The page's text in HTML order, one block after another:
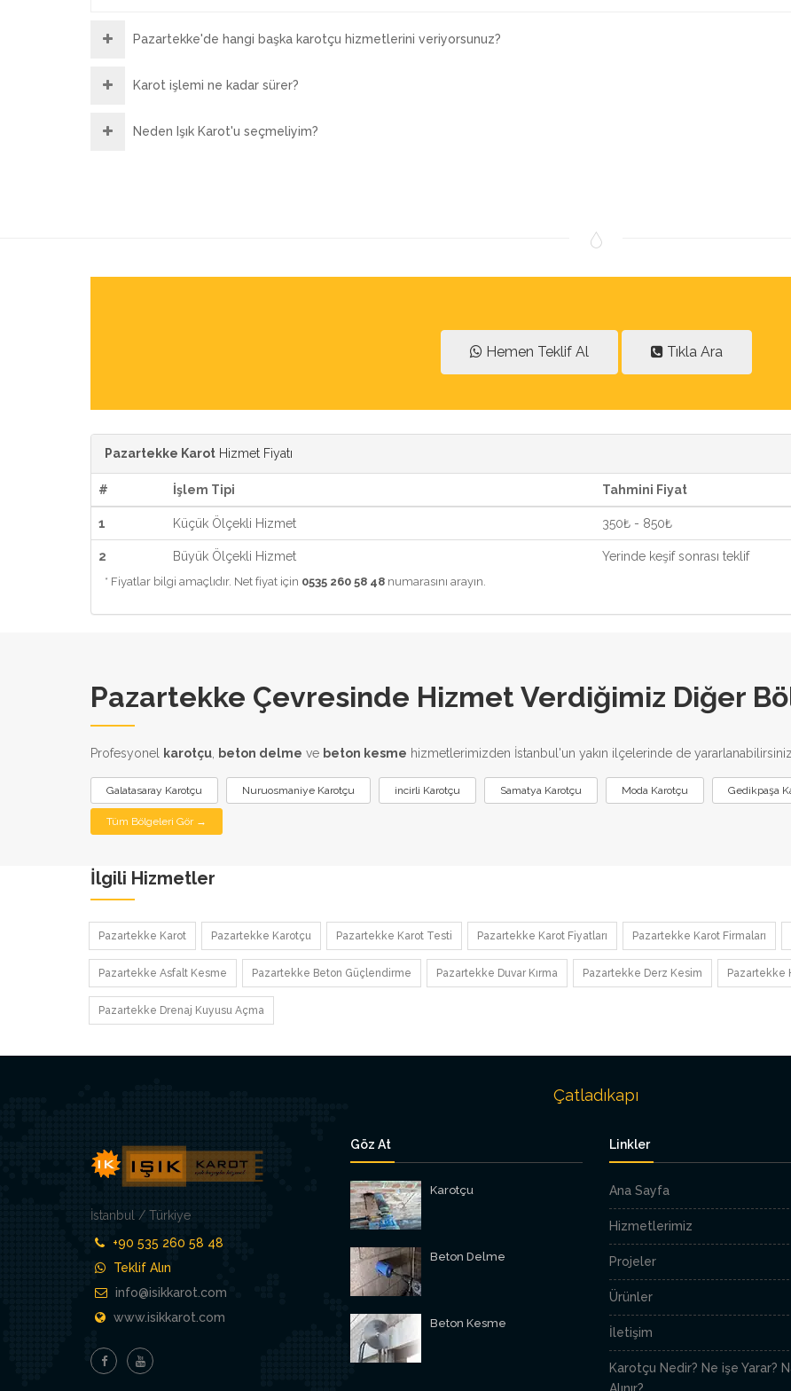
Pazartekke'de hangi başka karotçu hizmetlerini veriyorsunuz?
Karot işlemi ne kadar sürer?
Neden Işık Karot'u seçmeliyim?
Hemen Teklif Al Tıkla Ara
Pazartekke Karot Hizmet Fiyatı
# İşlem Tipi Tahmini Fiyat
1 Küçük Ölçekli Hizmet 350₺ - 850₺
2 Büyük Ölçekli Hizmet Yerinde keşif sonrası teklif
* Fiyatlar bilgi amaçlıdır. Net fiyat için 0535 260 58 48 numarasını arayın.
Pazartekke Çevresinde Hizmet Verdiğimiz Diğer
Profesyonel karotçu beton delme ve beton kesme hizmetlerimizden İstanbul'un yakın ilçelerinde de
Galatasaray Karotçu Nuruosmaniye Karotçu incirli Karotçu Samatya Karotçu Moda Karotçu Gedikpaşa
Tüm Bölgeleri Gör →
İlgili Hizmetler
Pazartekke Karot Pazartekke Karotçu Pazartekke Karot Testi Pazartekke Karot Fiyatları Pazartekke Karot Firmaları
Pazartekke Asfalt Kesme Pazartekke Beton Güçlendirme Pazartekke Duvar Kırma Pazartekke Derz Kesim Pazartekke
Pazartekke Drenaj Kuyusu Açma
Çatladıkapı
İstanbul / Türkiye
+90 535 260 58 48
Teklif Alın
info@isikkarot.com
www.isikkarot.com
Göz At
Karotçu
Beton Delme
Beton Kesme
Linkler
Ana Sayfa
Hizmetlerimiz
Projeler
Ürünler
İletişim
Karotçu Nedir? Ne işe Yarar?